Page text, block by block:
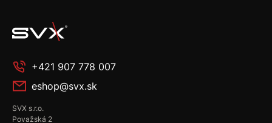
+421 907 778 007
eshop@svx.sk
SVX s.r.o.
Považská 2